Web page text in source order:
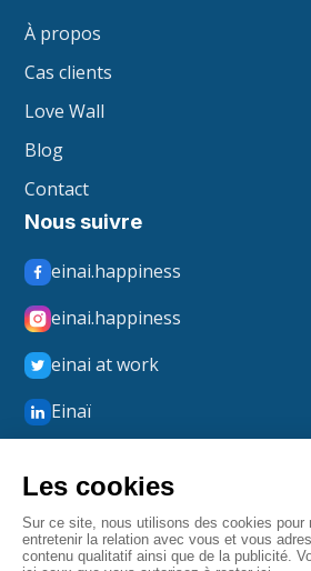
À propos
Cas clients
Love Wall
Blog
Contact
Nous suivre
einai.happiness
einai.happiness
einai at work
Einaï
Mentions légales